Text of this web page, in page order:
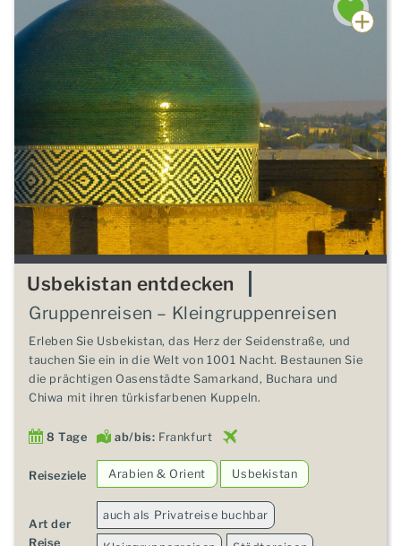
Usbekistan entdecken
Gruppenreisen – Kleingruppenreisen
Erleben Sie Usbekistan, das Herz der Seidenstraße, und
tauchen Sie ein in die Welt von 1001 Nacht. Bestaunen Sie
die prächtigen Oasenstädte Samarkand, Buchara und
Chiwa mit ihren türkisfarbenen Kuppeln.
8 Tage ab/bis: Frankfurt
Reiseziele Arabien & Orient Usbekistan
Art der
Reise
auch als Privatreise buchbar